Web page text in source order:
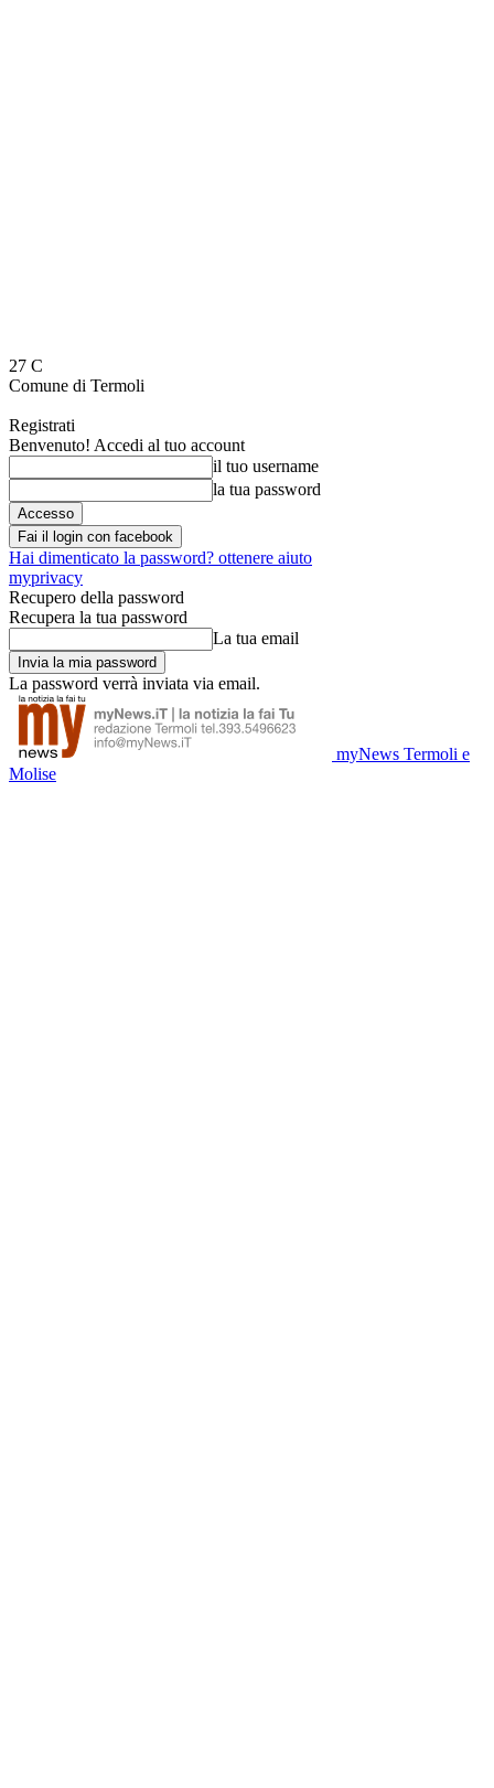
27 C
Comune di Termoli
Registrati
Benvenuto! Accedi al tuo account
il tuo username
la tua password
Fai il login con facebook
Hai dimenticato la password? ottenere aiuto
myprivacy
Recupero della password
Recupera la tua password
La tua email
La password verrà inviata via email.
myNews Termoli e
Molise